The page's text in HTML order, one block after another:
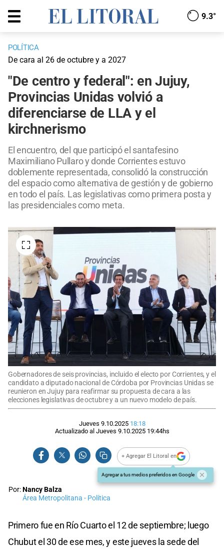
9.3°
POLÍTICA
De cara al 26 de octubre y a 2027
"De centro y federal": en Jujuy,
Provincias Unidas volvió a
diferenciarse de LLA y el
kirchnerismo
El encuentro, del que participó el santafesino
Maximiliano Pullaro y donde Corrientes estuvo
doblemente representada, consolidó la construcción
del espacio como alternativa de gestión y de gobierno
en todo el país. Las legislativas como primera posta y
las presidenciales como meta.
Gobernadores de seis provincias, incluido el electo por Corrientes, y el
candidato a diputado nacional de Córdoba por Provincias Unidas se
reunieron en Jujuy para reafirmar su propuesta de cara a las
elecciones legislativas de octubre y a un nuevo modelo de país.
Jueves 9.10.2025 18:18
Actualizado al Jueves 9.10.2025 19:44hs
+ Agregar El Litoral en
Agregar a tus medios preferidos en Google
Por:Nancy Balza
Área Metropolitana - Política
Primero fue en Río Cuarto el 12 de septiembre; luego
Chubut el 30 de ese mes, y este jueves la sede del